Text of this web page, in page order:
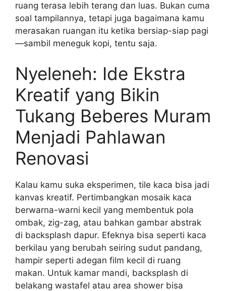
ruang terasa lebih terang dan luas. Bukan cuma
soal tampilannya, tetapi juga bagaimana kamu
merasakan ruangan itu ketika bersiap-siap pagi
—sambil meneguk kopi, tentu saja.
Nyeleneh: Ide Ekstra
Kreatif yang Bikin
Tukang Beberes Muram
Menjadi Pahlawan
Renovasi
Kalau kamu suka eksperimen, tile kaca bisa jadi
kanvas kreatif. Pertimbangkan mosaik kaca
berwarna-warni kecil yang membentuk pola
ombak, zig-zag, atau bahkan gambar abstrak
di backsplash dapur. Efeknya bisa seperti kaca
berkilau yang berubah seiring sudut pandang,
hampir seperti adegan film kecil di ruang
makan. Untuk kamar mandi, backsplash di
belakang wastafel atau area shower bisa